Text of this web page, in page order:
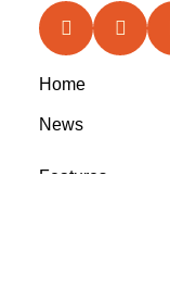
Home
News
Features